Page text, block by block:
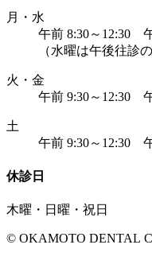
月・水
午前 8:30～12:30
（水曜は午後往診
火・金
午前 9:30～12:30
土
午前 9:30～12:30
休診日
木曜・日曜・祝日
© OKAMOTO DENTAL